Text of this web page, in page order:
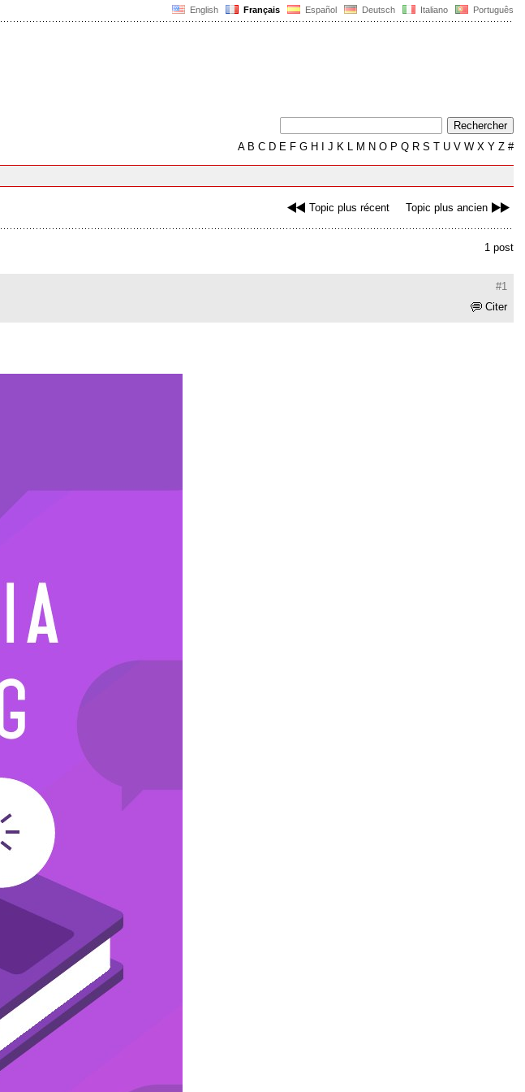
English Français Español Deutsch Italiano Português
AB C D E F G H J K L M N O P Q R S T U V W X Y Z #
Topic plus récent Topic plus ancien
1 post
#1
Citer